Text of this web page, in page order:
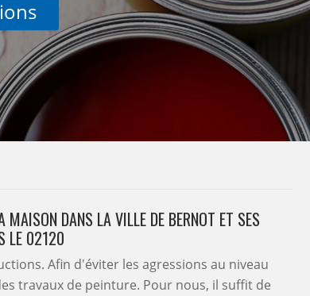
DANS LA VILLE DE BERNOT ET SES
LE 02120
Afin d'éviter les agressions au niveau
travaux de peinture. Pour nous, il suffit de